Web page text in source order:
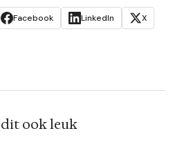
Facebook LinkedIn
X
ook leuk